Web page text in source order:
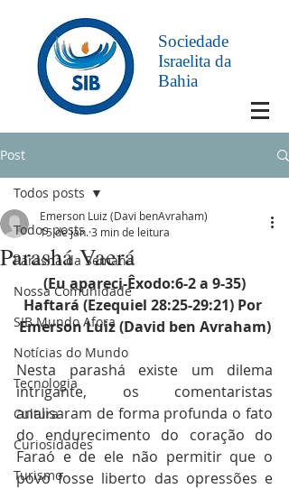
Sociedade
Israelita da
Bahia
Post
Todos posts
Parashá da Semana
Nossa Comunidade
SIB Mundo Afora
Notícias do Mundo
Tecnologia
Cultura
Curiosidades
Turismo
Todos posts
Parashá Vaerá
Emerson Luiz (Davi benAvraham)
15 de jan.3 min de leitura
(Eu apareci-Êxodo:6-2 a 9-35)
Haftará (Ezequiel 28:25-29:21) Por
Emerson Luiz (David ben Avraham)
Nesta parashá existe um dilema
intrigante, os comentaristas
analisaram de forma profunda o fato
do endurecimento do coração do
Faraó e de ele não permitir que o
povo fosse liberto das opressões e